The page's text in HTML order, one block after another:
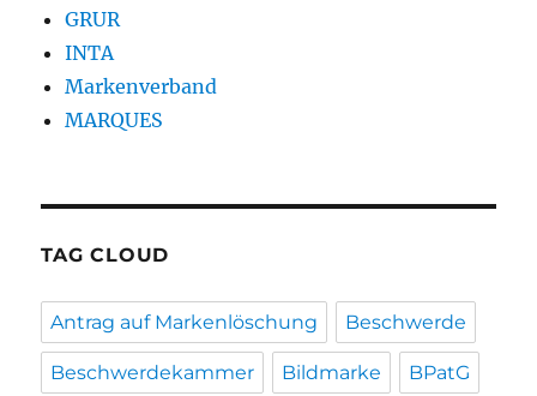
GRUR
INTA
Markenverband
MARQUES
TAG CLOUD
Antrag auf Markenlöschung Beschwerde
Beschwerdekammer Bildmarke BPatG